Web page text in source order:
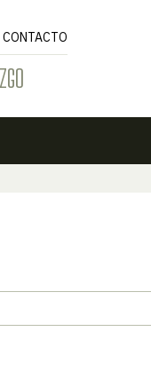
CONTACTO